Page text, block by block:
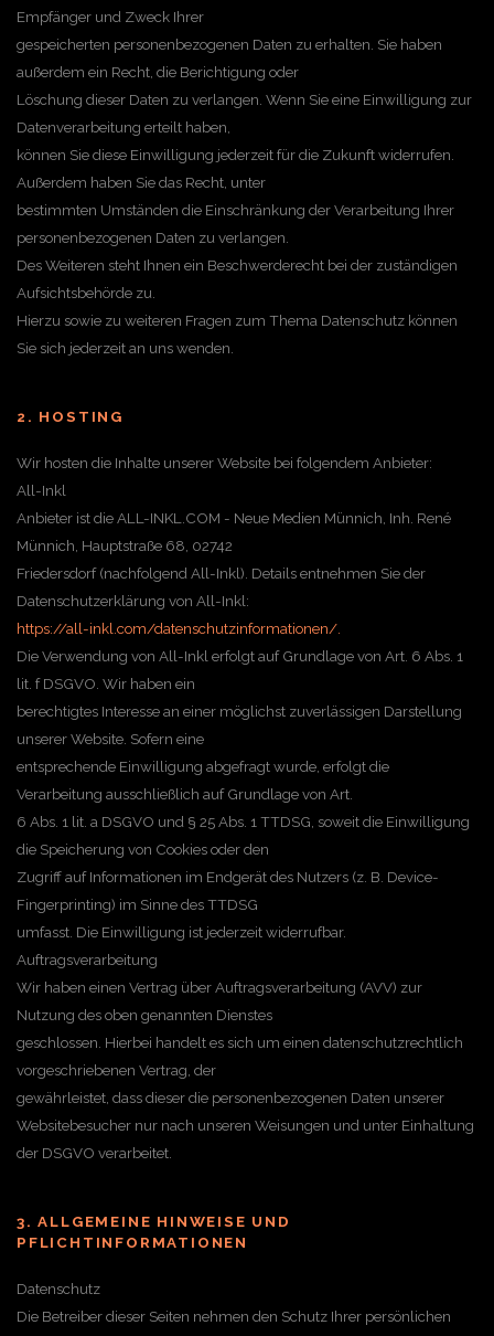
Empfänger und Zweck Ihrer
gespeicherten personenbezogenen Daten zu erhalten. Sie haben
außerdem ein Recht, die Berichtigung oder
Löschung dieser Daten zu verlangen. Wenn Sie eine Einwilligung zur
Datenverarbeitung erteilt haben,
können Sie diese Einwilligung jederzeit für die Zukunft widerrufen.
Außerdem haben Sie das Recht, unter
bestimmten Umständen die Einschränkung der Verarbeitung Ihrer
personenbezogenen Daten zu verlangen.
Des Weiteren steht Ihnen ein Beschwerderecht bei der zuständigen
Aufsichtsbehörde zu.
Hierzu sowie zu weiteren Fragen zum Thema Datenschutz können
Sie sich jederzeit an uns wenden.
2. HOSTING
Wir hosten die Inhalte unserer Website bei folgendem Anbieter:
All-Inkl
Anbieter ist die ALL-INKL.COM - Neue Medien Münnich, Inh. René
Münnich, Hauptstraße 68, 02742
Friedersdorf (nachfolgend All-Inkl). Details entnehmen Sie der
Datenschutzerklärung von All-Inkl:
https://all-inkl.com/datenschutzinformationen/.
Die Verwendung von All-Inkl erfolgt auf Grundlage von Art. 6 Abs. 1
lit. f DSGVO. Wir haben ein
berechtigtes Interesse an einer möglichst zuverlässigen Darstellung
unserer Website. Sofern eine
entsprechende Einwilligung abgefragt wurde, erfolgt die
Verarbeitung ausschließlich auf Grundlage von Art.
6 Abs. 1 lit. a DSGVO und § 25 Abs. 1 TTDSG, soweit die Einwilligung
die Speicherung von Cookies oder den
Zugriff auf Informationen im Endgerät des Nutzers (z. B. Device-
Fingerprinting) im Sinne des TTDSG
umfasst. Die Einwilligung ist jederzeit widerrufbar.
Auftragsverarbeitung
Wir haben einen Vertrag über Auftragsverarbeitung (AVV) zur
Nutzung des oben genannten Dienstes
geschlossen. Hierbei handelt es sich um einen datenschutzrechtlich
vorgeschriebenen Vertrag, der
gewährleistet, dass dieser die personenbezogenen Daten unserer
Websitebesucher nur nach unseren Weisungen und unter Einhaltung
der DSGVO verarbeitet.
3. ALLGEMEINE HINWEISE UND
PFLICHTINFORMATIONEN
Datenschutz
Die Betreiber dieser Seiten nehmen den Schutz Ihrer persönlichen